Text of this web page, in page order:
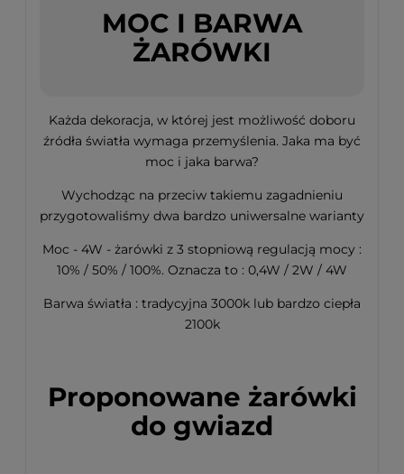
MOC I BARWA
ŻARÓWKI
Każda dekoracja, w której jest możliwość doboru
źródła światła wymaga przemyślenia. Jaka ma być
moc i jaka barwa?
Wychodząc na przeciw takiemu zagadnieniu
przygotowaliśmy dwa bardzo uniwersalne warianty
Moc - 4W - żarówki z 3 stopniową regulacją mocy :
10% / 50% / 100%. Oznacza to : 0,4W / 2W / 4W
Barwa światła : tradycyjna 3000k lub bardzo ciepła
2100k
Proponowane żarówki
do gwiazd